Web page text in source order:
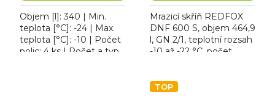
Objem [l]: 340 | Min.
teplota [°C]: -24 | Max.
teplota [°C]: -10 | Počet
polic: 4 ks | Počet a typ
Mrazicí skříň REDFOX
DNF 600 S, objem 464,9
l, GN 2/1, teplotní rozsah
-10 až -22 °C, počet
vnitřního osvětlení,...
TOP